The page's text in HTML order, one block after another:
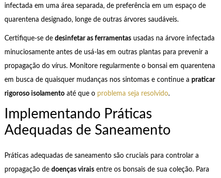
infectada em uma área separada, de preferência em um espaço de
quarentena designado, longe de outras árvores saudáveis.
Certifique-se de desinfetar as ferramentasusadas na árvore infectada
minuciosamente antes de usá-las em outras plantas para prevenir a
propagação do vírus. Monitore regularmente o bonsai em quarentena
em busca de quaisquer mudanças nos sintomas e continue a praticar
rigoroso isolamentoaté que o problema seja resolvido.
Implementando Práticas
Adequadas de Saneamento
Práticas adequadas de saneamento são cruciais para controlar a
propagação de doenças viraisentre os bonsais de sua coleção. Para